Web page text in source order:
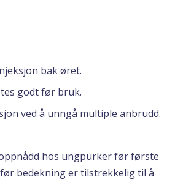
bak øret.
godt før bruk.
ved å unngå multiple anbrudd.
hos ungpurker før første
bedekning er tilstrekkelig til å